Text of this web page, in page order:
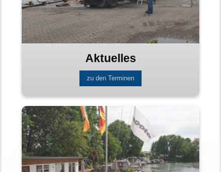
Aktuelles
zu den Terminen